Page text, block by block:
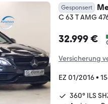
Gesponsert
C 63 T AMG
32.999 €
Versicherung
EZ 01/2016•
360° ILS